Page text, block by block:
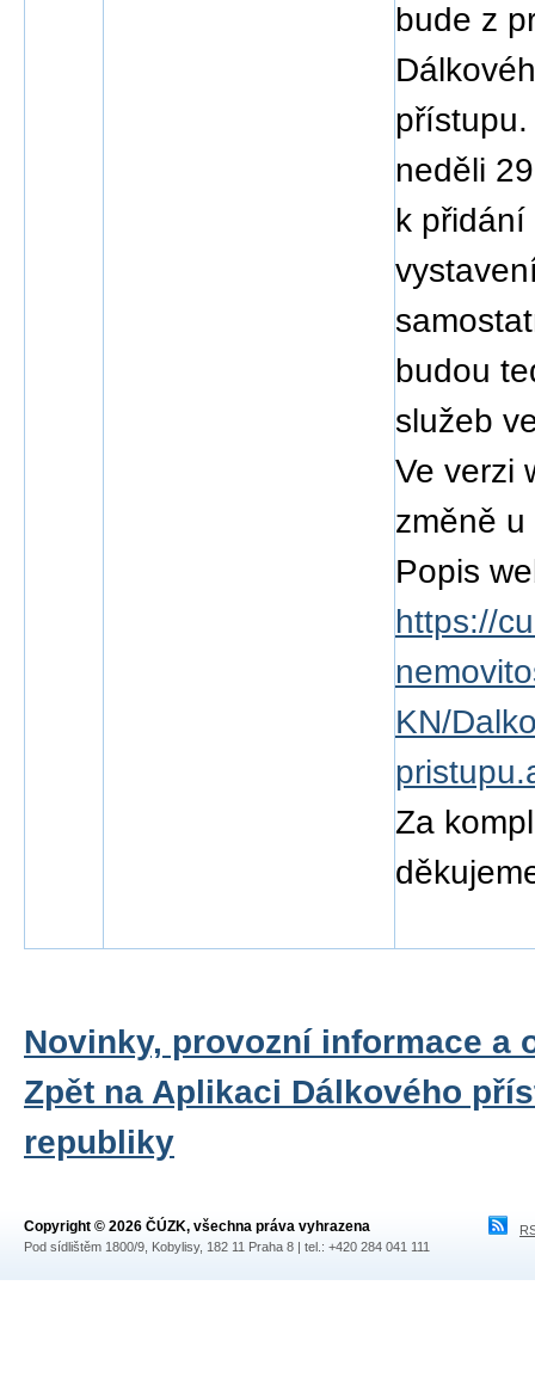
bude z
neděli
k přidání
budou
služeb
Ve verzi
změně
Popis
https://
KN/
Za
Novinky, provozní informace a
Zpět na Aplikaci Dálkového
republiky
Copyright © 2026 ČÚZK, všechna práva vyhrazena
Pod sídlištěm 1800/9, Kobylisy, 182 11 Praha 8 | tel.: +420 284 041 111